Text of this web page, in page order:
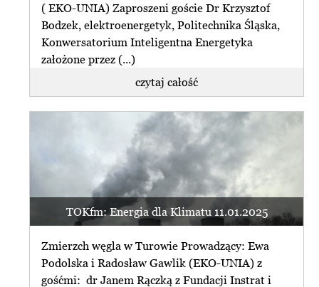
( EKO-UNIA) Zaproszeni goście Dr Krzysztof
Bodzek, elektroenergetyk, Politechnika Śląska,
Konwersatorium Inteligentna Energetyka
założone przez (...)
czytaj całość
TOKfm: Energia dla Klimatu 11.01.2025
Zmierzch węgla w Turowie Prowadzący: Ewa
Podolska i Radosław Gawlik (EKO-UNIA) z
gośćmi: dr Janem Rączką z Fundacji Instrat i